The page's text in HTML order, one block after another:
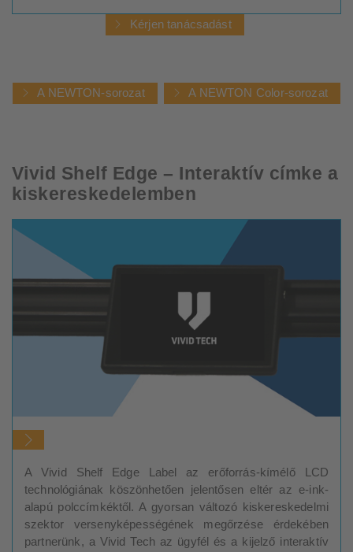
Kérjen tanácsadást
A NEWTON-sorozat A NEWTON Color-sorozat
Vivid Shelf Edge – Interaktív címke a
kiskereskedelemben
A Vivid Shelf Edge Label az erőforrás-kímélő LCD
technológiának köszönhetően jelentősen eltér az e-ink-
alapú polccímkéktől. A gyorsan változó kiskereskedelmi
szektor versenyképességének megőrzése érdekében
partnerünk, a Vivid Tech az ügyfél és a kijelző interaktív